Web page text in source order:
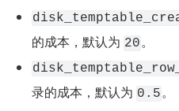
的成本，默认为 20。
录的成本，默认为 0.5。